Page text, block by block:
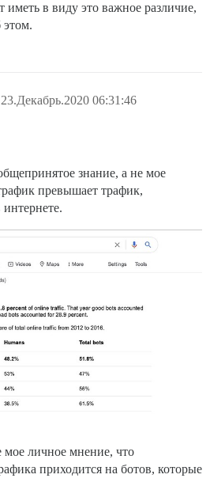
иметь в виду это важное различие,
этом.
23.Декабрь.2020 06:31:46
знание, а не мое
превышает трафик,
личное мнение, что
приходится на ботов, которые